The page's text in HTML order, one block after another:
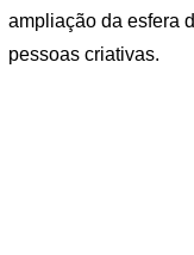
ampliação da esfera
pessoas criativas.